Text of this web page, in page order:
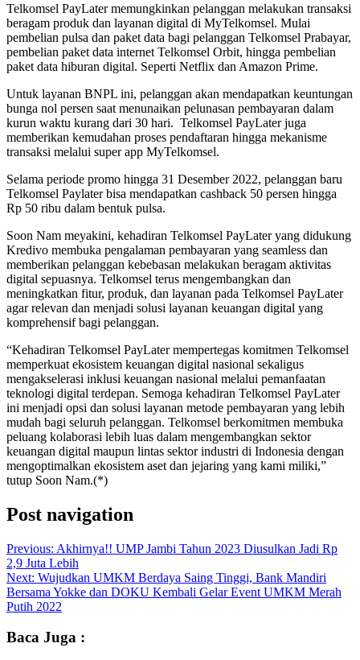
Telkomsel PayLater memungkinkan pelanggan melakukan transaksi
beragam produk dan layanan digital di MyTelkomsel. Mulai
pembelian pulsa dan paket data bagi pelanggan Telkomsel Prabayar,
pembelian paket data internet Telkomsel Orbit, hingga pembelian
paket data hiburan digital. Seperti Netflix dan Amazon Prime.
Untuk layanan BNPL ini, pelanggan akan mendapatkan keuntungan
bunga nol persen saat menunaikan pelunasan pembayaran dalam
kurun waktu kurang dari 30 hari. Telkomsel PayLater juga
memberikan kemudahan proses pendaftaran hingga mekanisme
transaksi melalui super app MyTelkomsel.
Selama periode promo hingga 31 Desember 2022, pelanggan baru
Telkomsel Paylater bisa mendapatkan cashback 50 persen hingga
Rp 50 ribu dalam bentuk pulsa.
Soon Nam meyakini, kehadiran Telkomsel PayLater yang didukung
Kredivo membuka pengalaman pembayaran yang seamless dan
memberikan pelanggan kebebasan melakukan beragam aktivitas
digital sepuasnya. Telkomsel terus mengembangkan dan
meningkatkan fitur, produk, dan layanan pada Telkomsel PayLater
agar relevan dan menjadi solusi layanan keuangan digital yang
komprehensif bagi pelanggan.
“Kehadiran Telkomsel PayLater mempertegas komitmen Telkomsel
memperkuat ekosistem keuangan digital nasional sekaligus
mengakselerasi inklusi keuangan nasional melalui pemanfaatan
teknologi digital terdepan. Semoga kehadiran Telkomsel PayLater
ini menjadi opsi dan solusi layanan metode pembayaran yang lebih
mudah bagi seluruh pelanggan. Telkomsel berkomitmen membuka
peluang kolaborasi lebih luas dalam mengembangkan sektor
keuangan digital maupun lintas sektor industri di Indonesia dengan
mengoptimalkan ekosistem aset dan jejaring yang kami miliki,”
tutup Soon Nam.(*)
Post navigation
Previous: Akhirnya!! UMP Jambi Tahun 2023 Diusulkan Jadi Rp
2,9 Juta Lebih
Next: Wujudkan UMKM Berdaya Saing Tinggi, Bank Mandiri
Bersama Yokke dan DOKU Kembali Gelar Event UMKM Merah
Putih 2022
Baca Juga :